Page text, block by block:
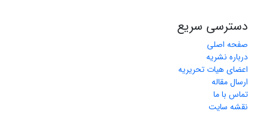
دسترسی سریع
صفحه اصلی
درباره نشریه
اعضای هیات تحریریه
ارسال مقاله
تماس با ما
نقشه سایت